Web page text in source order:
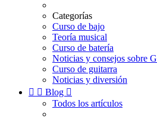
Categorías
Curso de bajo
Teoría musical
Curso de batería
Noticias y consejos sobre
Curso de guitarra
Noticias y diversión
  Blog 
Todos los artículos